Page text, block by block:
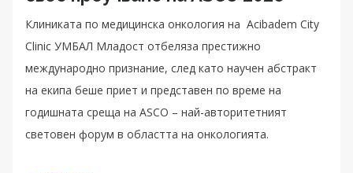
Клиниката по медицинска онкология на Acibadem City
Clinic УМБАЛ Младост отбеляза престижно
международно признание, след като научен абстракт
на екипа беше приет и представен по време на
годишната среща на ASCO – най-авторитетният
световен форум в областта на онкологията.